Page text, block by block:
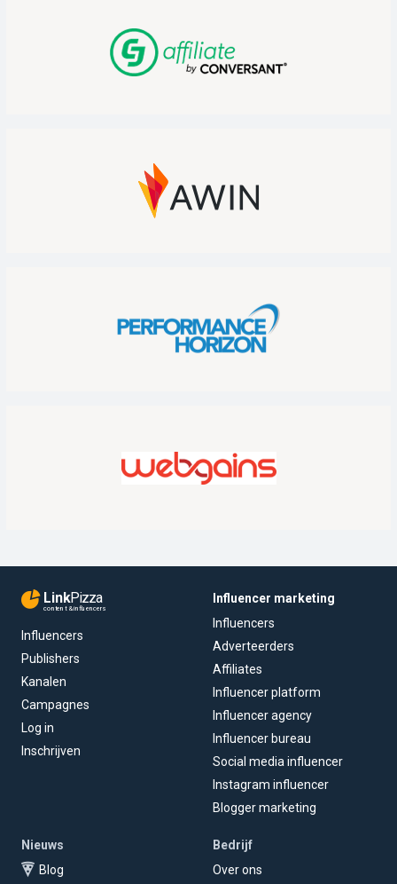
LinkPizza
content & influencers
Influencers
Publishers
Kanalen
Campagnes
Log in
Inschrijven
Influencer marketing
Influencers
Adverteerders
Affiliates
Influencer platform
Influencer agency
Influencer bureau
Social media influencer
Instagram influencer
Blogger marketing
Nieuws
Blog
Bedrijf
Over ons